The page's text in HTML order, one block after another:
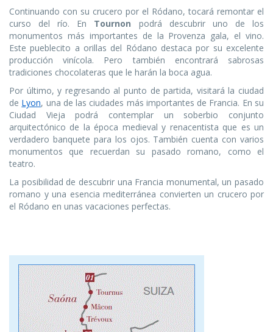
Continuando con su crucero por el Ródano, tocará remontar el
curso del río. En Tournon podrá descubrir uno de los
monumentos más importantes de la Provenza gala, el vino.
Este pueblecito a orillas del Ródano destaca por su excelente
producción vinícola. Pero también encontrará sabrosas
tradiciones chocolateras que le harán la boca agua.
Por último, y regresando al punto de partida, visitará la ciudad
de Lyon, una de las ciudades más importantes de Francia. En su
Ciudad Vieja podrá contemplar un soberbio conjunto
arquitectónico de la época medieval y renacentista que es un
verdadero banquete para los ojos. También cuenta con varios
monumentos que recuerdan su pasado romano, como el
teatro.
La posibilidad de descubrir una Francia monumental, un pasado
romano y una esencia mediterránea convierten un crucero por
el Ródano en unas vacaciones perfectas.